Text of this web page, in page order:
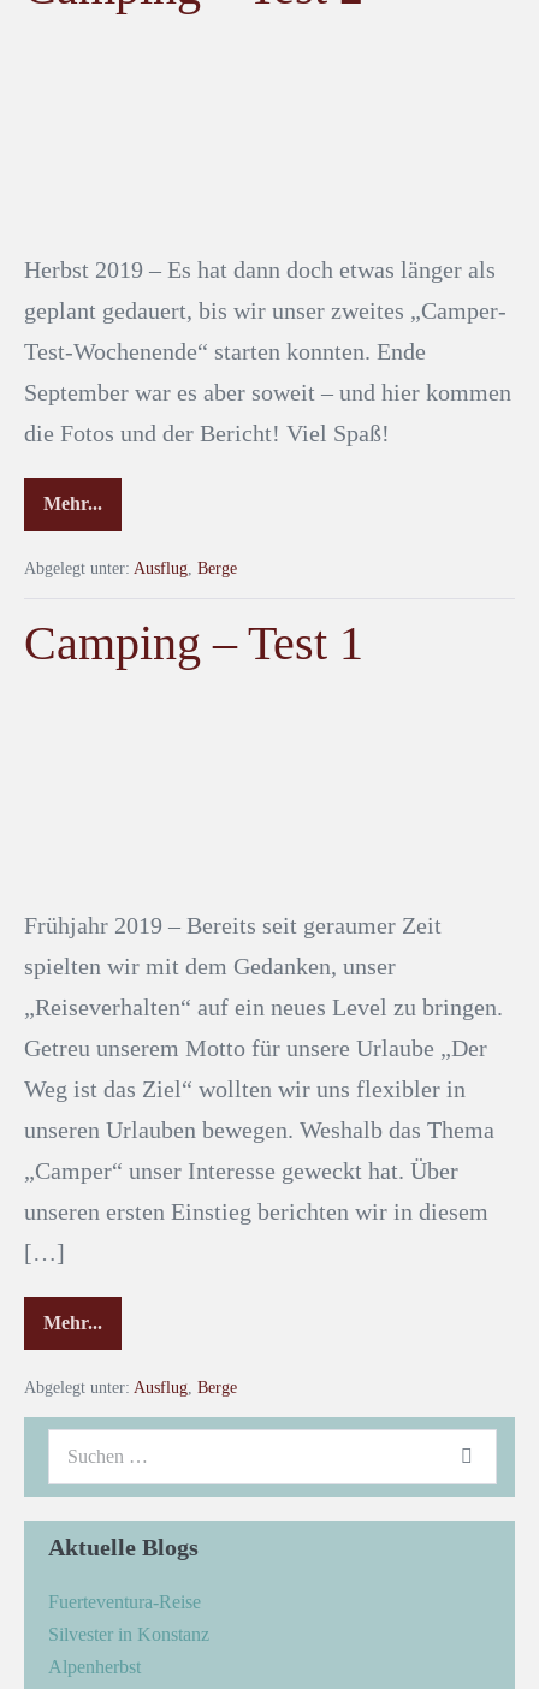
Herbst 2019 – Es hat dann doch etwas länger als
geplant gedauert, bis wir unser zweites „Camper-
Test-Wochenende“ starten konnten. Ende
September war es aber soweit – und hier kommen
die Fotos und der Bericht! Viel Spaß!
Mehr...
Abgelegt unter: Ausflug, Berge
Camping – Test 1
Frühjahr 2019 – Bereits seit geraumer Zeit
spielten wir mit dem Gedanken, unser
„Reiseverhalten“ auf ein neues Level zu bringen.
Getreu unserem Motto für unsere Urlaube „Der
Weg ist das Ziel“ wollten wir uns flexibler in
unseren Urlauben bewegen. Weshalb das Thema
„Camper“ unser Interesse geweckt hat. Über
unseren ersten Einstieg berichten wir in diesem
[…]
Mehr...
Abgelegt unter: Ausflug, Berge
Aktuelle Blogs
Fuerteventura-Reise
Silvester in Konstanz
Alpenherbst